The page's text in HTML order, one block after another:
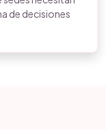
de decisiones